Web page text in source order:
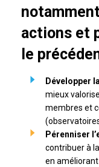
actions et
le
Développer
mieux
membres et
Pérenniser
contribuer à
en améliorant